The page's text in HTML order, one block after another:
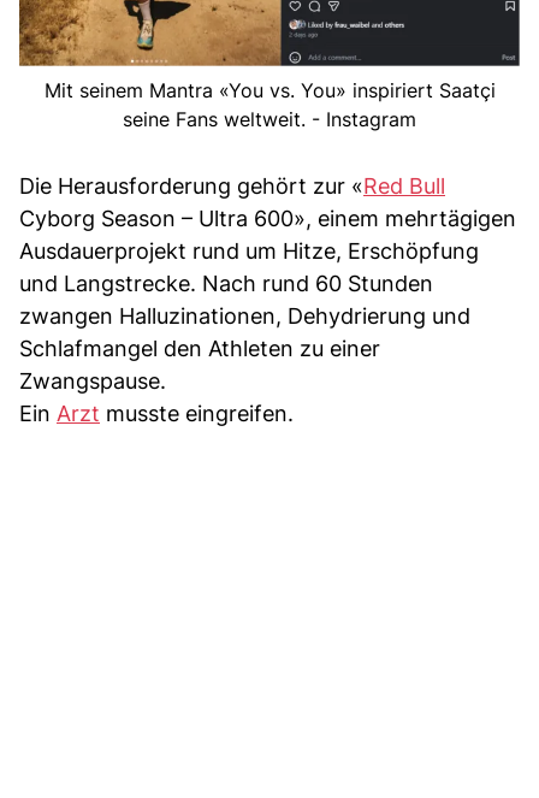
Mit seinem Mantra «You vs. You» inspiriert Saatçi
seine Fans weltweit. - Instagram
Die Herausforderung gehört zur «Red Bull
Cyborg Season – Ultra 600», einem mehrtägigen
Ausdauerprojekt rund um Hitze, Erschöpfung
und Langstrecke. Nach rund 60 Stunden
zwangen Halluzinationen, Dehydrierung und
Schlafmangel den Athleten zu einer
Zwangspause.
Ein Arzt musste eingreifen.